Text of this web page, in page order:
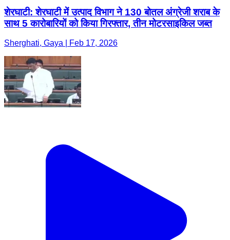
शेरघाटी: शेरघाटी में उत्पाद विभाग ने 130 बोतल अंग्रेजी शराब के
साथ 5 कारोबारियों को किया गिरफ्तार, तीन मोटरसाइकिल जब्त
Sherghati, Gaya | Feb 17, 2026